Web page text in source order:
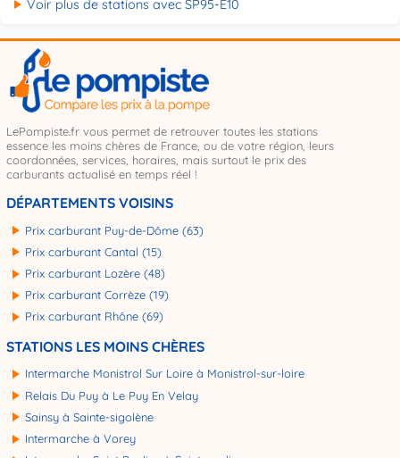
Voir plus de stations avec SP95-E10
LePompiste.fr vous permet de retrouver toutes les stations
essence les moins chères de France, ou de votre région, leurs
coordonnées, services, horaires, mais surtout le prix des
carburants actualisé en temps réel !
DÉPARTEMENTS VOISINS
Prix carburant Puy-de-Dôme (63)
Prix carburant Cantal (15)
Prix carburant Lozère (48)
Prix carburant Corrèze (19)
Prix carburant Rhône (69)
STATIONS LES MOINS CHÈRES
Intermarche Monistrol Sur Loire à Monistrol-sur-loire
Relais Du Puy à Le Puy En Velay
Sainsy à Sainte-sigolène
Intermarche à Vorey